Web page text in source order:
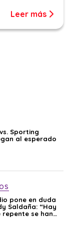
Leer más
Sporting
al esperado
pone en duda
Saldaña: “Hay
repente se han